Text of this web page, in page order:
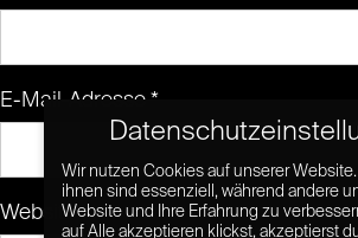
E-Mail-Adresse *
Website
Wir nutzen Cookies auf unserer
ihnen sind essenziell, während andere
Website und Ihre Erfahrung zu
auf Alle akzeptieren klickst, akzeptierst